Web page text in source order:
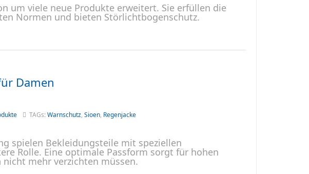
um viele neue Produkte erweitert. Sie erfüllen die
Normen und bieten Störlichtbogenschutz.
Damen
TAGs:Warnschutz, Sioen, Regenjacke
spielen Bekleidungsteile mit speziellen
Rolle. Eine optimale Passform sorgt für hohen
mehr verzichten müssen.